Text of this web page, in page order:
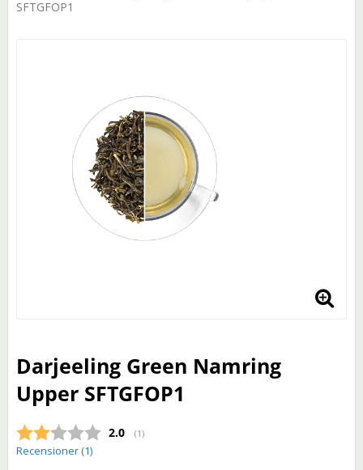
SFTGFOP1
Darjeeling Green Namring
Upper SFTGFOP1
Snittbetyg:
2.0 (röster:
1 )
Recensioner (1)